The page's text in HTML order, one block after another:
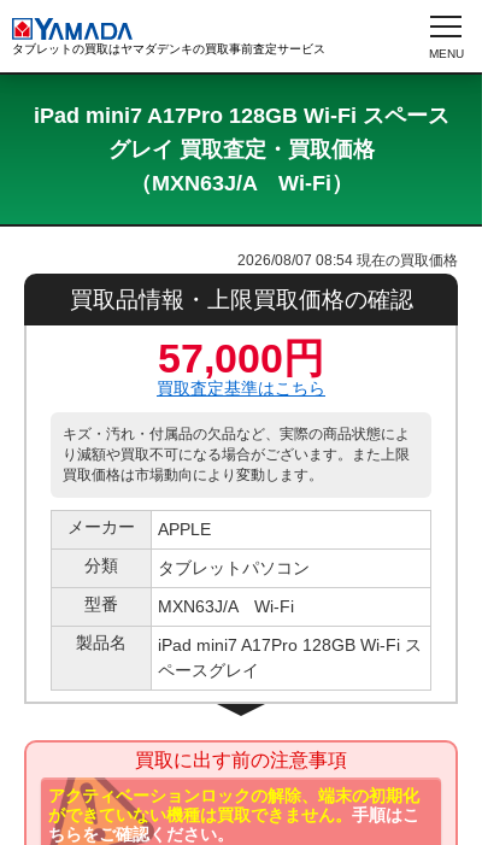
タブレットの買取はヤマダデンキの買取事前査定サービス
iPad mini7 A17Pro 128GB Wi-Fi スペース
グレイ 買取査定・買取価格
（MXN63J/A Wi-Fi）
2026/08/07 08:54 現在の買取価格
買取品情報・上限買取価格の確認
57,000円
買取査定基準はこちら
キズ・汚れ・付属品の欠品など、実際の商品状態によ
り減額や買取不可になる場合がございます。また上限
買取価格は市場動向により変動します。
メーカー
APPLE
分類
タブレットパソコン
型番
MXN63J/A Wi-Fi
製品名
iPad mini7 A17Pro 128GB Wi-Fi ス
ペースグレイ
買取に出す前の注意事項
アクティベーションロックの解除、端末の初期化
ができていない機種は買取できません。手順はこ
ちらをご確認ください。